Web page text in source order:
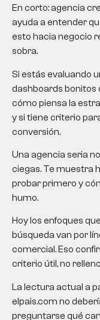
En corto: agencia
ayuda a entender
esto hacia negocio
sobra.
Si estás evaluando
dashboards bonitos
cómo piensa la
y si tiene criterio
conversión.
Una agencia seria
ciegas. Te muestra
probar primero y
humo.
Hoy los enfoques
búsqueda van por
comercial. Eso
criterio útil, no
La lectura actual a
elpais.com no
preguntarse qué